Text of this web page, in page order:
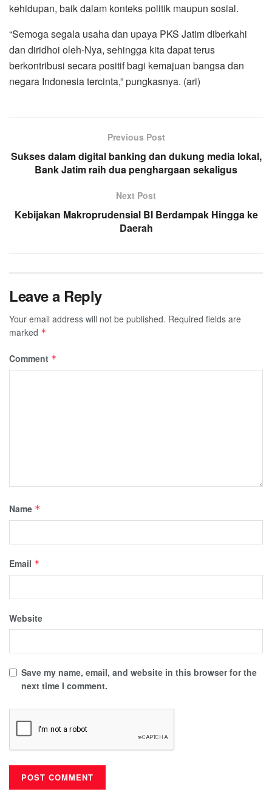
kehidupan, baik dalam konteks politik maupun sosial.
“Semoga segala usaha dan upaya PKS Jatim diberkahi
dan diridhoi oleh-Nya, sehingga kita dapat terus
berkontribusi secara positif bagi kemajuan bangsa dan
negara Indonesia tercinta,” pungkasnya. (ari)
Previous Post
Sukses dalam digital banking dan dukung media lokal,
Bank Jatim raih dua penghargaan sekaligus
Next Post
Kebijakan Makroprudensial BI Berdampak Hingga ke
Daerah
Leave a Reply
Your email address will not be published. Required fields are
marked *
Comment *
Name *
Email *
Website
Save my name, email, and website in this browser for the
next time I comment.